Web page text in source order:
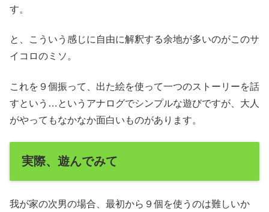
す。
と、こういう感じに自由に解釈する余地が多いのがこのサ
イコロのミソ。
これを９個振って、出た絵を使って一つのストーリーを話
すという…というアナログでシンプルな遊びですが、大人
がやってもなかなか面白いものがあります。
実際、遊んでみて
我が家の次男の場合、最初から９個を使うのは難しいか